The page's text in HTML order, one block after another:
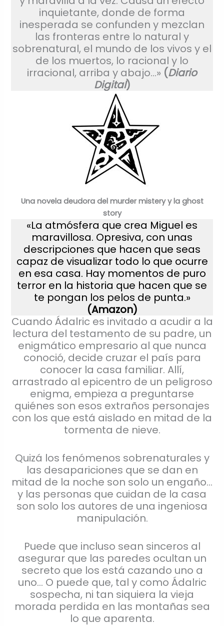
inquietante, donde de forma
inesperada se confunden y mezclan
las fronteras entre lo natural y
sobrenatural, el mundo de los vivos y el
de los muertos, lo racional y lo
irracional, arriba y abajo…» (Diario
Digital)
Una novela deudora del murder mistery y la ghost
story
«La atmósfera que crea Miguel es
maravillosa. Opresiva, con unas
descripciones que hacen que seas
capaz de visualizar todo lo que ocurre
en esa casa. Hay momentos de puro
terror en la historia que hacen que se
te pongan los pelos de punta.»
(Amazon)
Cuando Ádalric es invitado a acudir a la
lectura del testamento de su padre, un
enigmático empresario al que nunca
conoció, decide cruzar el país para
conocer la casa familiar. Allí,
arrastrado al epicentro de un peligroso
enigma, empieza a preguntarse
quiénes son esos extraños personajes
con los que está aislado en mitad de la
tormenta de nieve.
Quizá los fenómenos sobrenaturales y
las desapariciones que se dan en
mitad de la noche son solo un engaño…
y las personas que cuidan de la casa
son solo los autores de una ingeniosa
manipulación.
Puede que incluso sean sinceros al
asegurar que las paredes ocultan un
secreto que los está cazando uno a
uno… O puede que, tal y como Ádalric
sospecha, ni tan siquiera la vieja
morada perdida en las montañas sea
lo que aparenta.